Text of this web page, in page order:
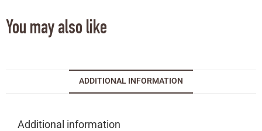
You may also like
ADDITIONAL INFORMATION
Additional information